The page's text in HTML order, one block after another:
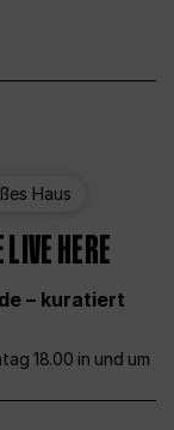
Haus
HERE
– kuratiert
18.00 in und um